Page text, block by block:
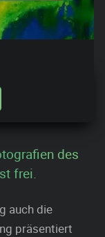
des
frei.
auch die
präsentiert